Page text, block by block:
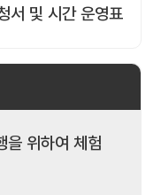
서 및 시간 운영표
을 위하여 체험